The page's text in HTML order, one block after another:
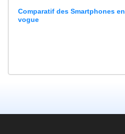
Comparatif des Smartphones en
vogue